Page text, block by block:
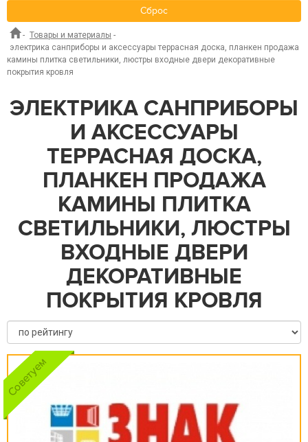
Сброс
- Товары и материалы -
электрика санприборы и аксессуары террасная доска, планкен продажа
камины плитка светильники, люстры входные двери декоративные
покрытия кровля
ЭЛЕКТРИКА САНПРИБОРЫ
И АКСЕССУАРЫ
ТЕРРАСНАЯ ДОСКА,
ПЛАНКЕН ПРОДАЖА
КАМИНЫ ПЛИТКА
СВЕТИЛЬНИКИ, ЛЮСТРЫ
ВХОДНЫЕ ДВЕРИ
ДЕКОРАТИВНЫЕ
ПОКРЫТИЯ КРОВЛЯ